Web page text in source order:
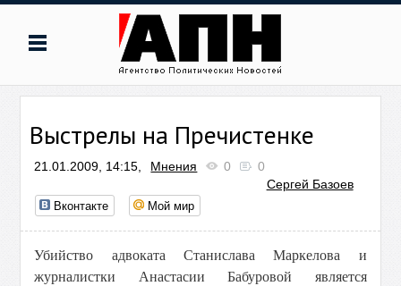
Выстрелы на Пречистенке
21.01.2009, 14:15, Мнения 0
0
Сергей Базоев
Вконтакте Мой мир
Убийство адвоката Станислава Маркелова и
журналистки Анастасии Бабуровой является